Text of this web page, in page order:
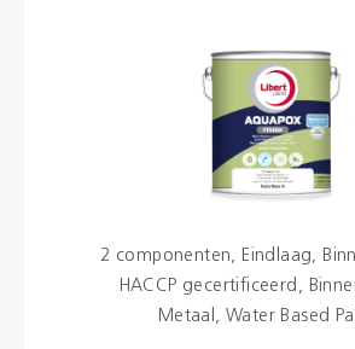
2 componenten Eindlaag
HACCP gecertificeerd
Metaal
Water Based